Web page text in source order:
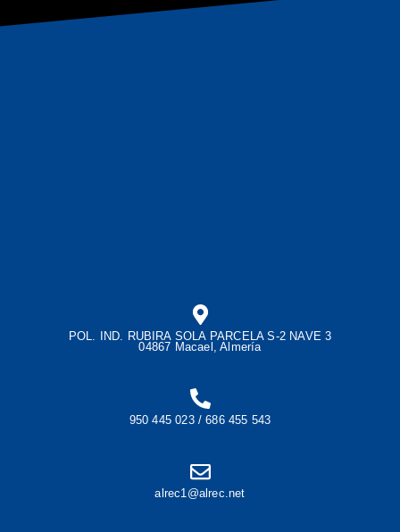
POL. IND. RUBIRA SOLA PARCELA S-2 NAVE 3
04867 Macael, Almería
950 445 023 / 686 455 543
alrec1@alrec.net